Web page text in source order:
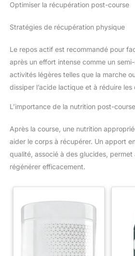
Optimiser la récupération post-course
Stratégies de récupération physique
Le repos actif est recommandé pour
après un effort intense comme un
activités légères telles que la marche
dissiper l’acide lactique et à réduire les
L’importance de la nutrition post-course
Après la course, une nutrition
aider le corps à récupérer. Un apport
qualité, associé à des glucides, permet
régénérer efficacement.